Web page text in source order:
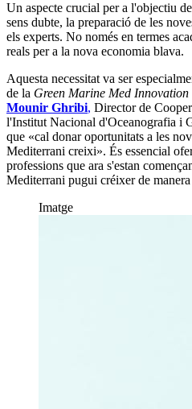
Un aspecte crucial per a l'objectiu
sens dubte, la preparació de les
els experts. No només en termes
reals per a la nova economia blava.
Aquesta necessitat va ser
de la Green Marine Med
Mounir Ghribi, Director de
l'Institut Nacional d'Oceanografia i
que «cal donar oportunitats a les
Mediterrani creixi». És essencial
professions que ara s'estan
Mediterrani pugui créixer de manera
Imatge